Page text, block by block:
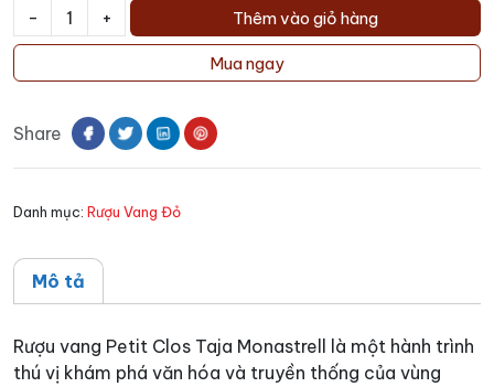
-
Rượu
Petit
Taja
lượng
+ Thêm vào giỏ hàng
Mua ngay
Share
Danh mục: Rượu Vang Đỏ
Mô tả
Rượu vang Petit Clos Taja Monastrell là một hành trình
thú vị khám phá văn hóa và truyền thống của vùng